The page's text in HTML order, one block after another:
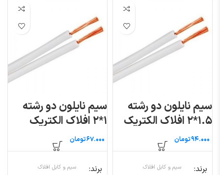
سیم نایلون دو رشته
۱.۵*۲ افلاک الکتریک
خراسان (متری)
تومان
برند سیم و کابل افلاک
سیم نایلون دو رشته
۱*۲ افلاک الکتریک
خراسان (متری)
تومان
برند سیم و کابل افلاک